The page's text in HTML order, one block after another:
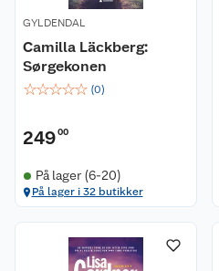
GYLDENDAL
Camilla Läckberg:
Sørgekonen
☆☆☆☆☆ (0)
24900
På lager (6-20)
På lager i 32 butikker